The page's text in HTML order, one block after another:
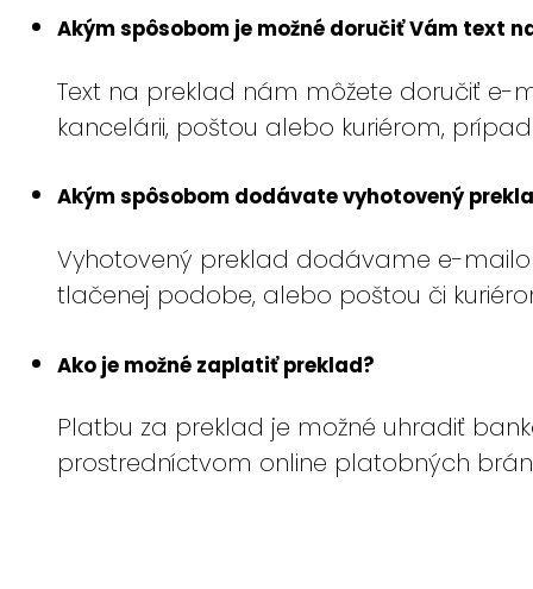
Akým spôsobom je možné doručiť Vám text
Text na preklad nám môžete doručiť e-
kancelárii, poštou alebo kuriérom,
Akým spôsobom dodávate vyhotovený
Vyhotovený preklad dodávame e-
tlačenej podobe, alebo poštou či
Ako je možné zaplatiť preklad?
Platbu za preklad je možné uhradiť
prostredníctvom online platobných